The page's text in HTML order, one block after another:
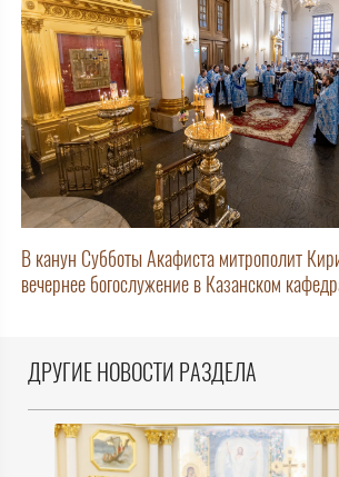
В канун Субботы Акафиста митрополит
вечернее богослужение в Казанском
ДРУГИЕ НОВОСТИ РАЗДЕЛА